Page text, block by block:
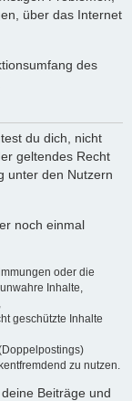
über das Internet
des
du dich, nicht
geltendes Recht
unter den Nutzern
noch einmal
oder die
Inhalte,
geschützte Inhalte
zu nutzen.
Beiträge und